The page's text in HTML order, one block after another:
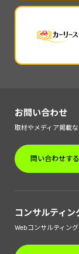
お問い合わせ
取材やメディア掲載
問い合わせする
コンサルティ
Webコンサルティング